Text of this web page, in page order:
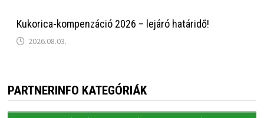
Kukorica-kompenzáció 2026 – lejáró határidő!
2026.08.03.
PARTNERINFO KATEGÓRIÁK